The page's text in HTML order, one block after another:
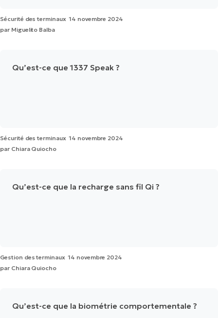
Sécurité des terminaux 14 novembre 2024
parMiguelito Balba
Qu’est-ce que 1337 Speak ?
Sécurité des terminaux 14 novembre 2024
parChiara Quiocho
Qu’est-ce que la recharge sans fil Qi ?
Gestion des terminaux 14 novembre 2024
parChiara Quiocho
Qu’est-ce que la biométrie comportementale ?